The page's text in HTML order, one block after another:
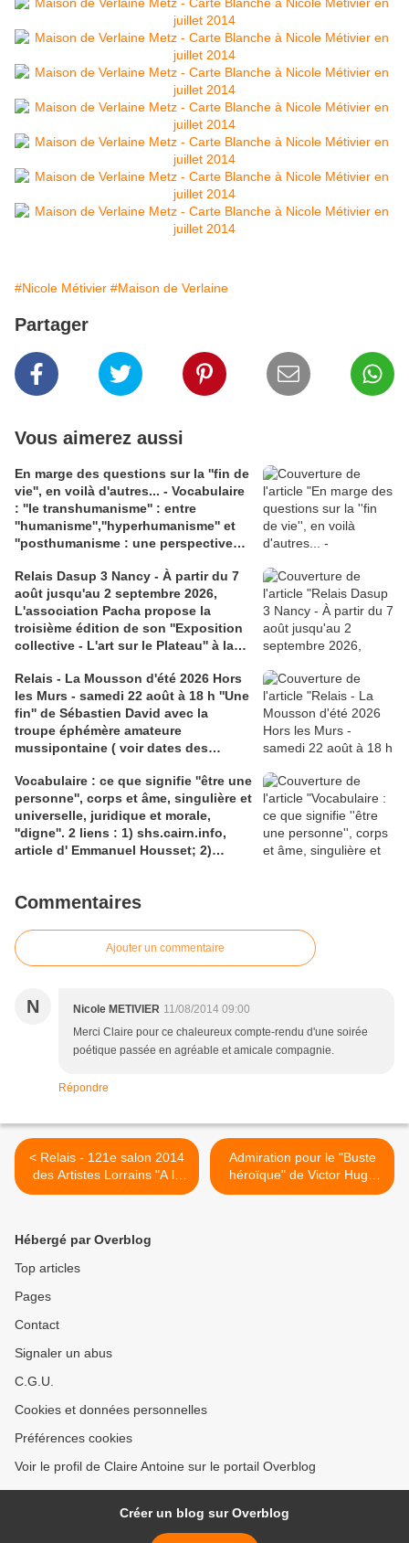
#Nicole Métivier #Maison de Verlaine
Partager
Vous aimerez aussi
En marge des questions sur la ''fin de
vie'', en voilà d'autres... - Vocabulaire
: ''le transhumanisme'' : entre
''humanisme'',''hyperhumanisme'' et
''posthumanisme : une perspective
books.openedition.org, très bon
article d' Elaine Després : ''Quand
l'humanité diverge Posthumanités'';
2) la couverture du livre de J-B Zeke
''Loi naturelle et post-humanisme'
Relais Dasup 3 Nancy - À partir du 7
août jusqu'au 2 septembre 2026,
L'association Pacha propose la
troisième édition de son ''Exposition
collective - L'art sur le Plateau'' à la
avenue Pinchard
Relais - La Mousson d'été 2026 Hors
les Murs - samedi 22 août à 18 h ''Une
fin'' de Sébastien David avec la
troupe éphémère amateure
mussipontaine ( voir dates des
dramaturgie Lola Molina à l’Espace
Saint-Laurent, Pont-à-Mousson 2
liens : 1) lien meec.org; 2)
lemeac.com
Vocabulaire : ce que signifie ''être une
personne'', corps et âme, singulière et
universelle, juridique et morale,
''digne''. 2 liens : 1) shs.cairn.info,
article d' Emmanuel Housset; 2)
Commentaires
Ajouter un commentaire
N Nicole METIVIER 11/08/2014 09:00
Merci Claire pour ce chaleureux compte-rendu d'une soirée
poétique passée en agréable et amicale compagnie.
Répondre
< Relais - 121e salon 2014
des Artistes Lorrains "A la
rencontre des arts" à
Admiration pour le "Buste
héroïque" de Victor Hugo
par Rodin - lien
Hébergé par Overblog
Top articles
Pages
Contact
Signaler un abus
C.G.U.
Cookies et données personnelles
Préférences cookies
Voir le profil de Claire Antoine sur le portail Overblog
Créer un blog sur Overblog